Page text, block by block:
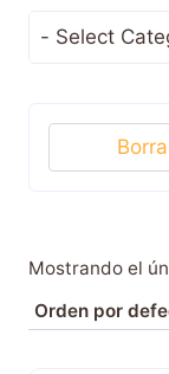
Mostrando el